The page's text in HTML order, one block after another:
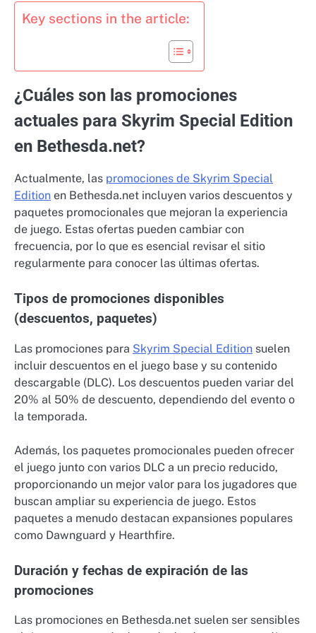
Key sections in the article:
¿Cuáles son las promociones
actuales para Skyrim Special Edition
en Bethesda.net?
Actualmente, las promociones de Skyrim Special
Edition en Bethesda.net incluyen varios descuentos y
paquetes promocionales que mejoran la experiencia
de juego. Estas ofertas pueden cambiar con
frecuencia, por lo que es esencial revisar el sitio
regularmente para conocer las últimas ofertas.
Tipos de promociones disponibles
(descuentos, paquetes)
Las promociones para Skyrim Special Edition suelen
incluir descuentos en el juego base y su contenido
descargable (DLC). Los descuentos pueden variar del
20% al 50% de descuento, dependiendo del evento o
la temporada.
Además, los paquetes promocionales pueden ofrecer
el juego junto con varios DLC a un precio reducido,
proporcionando un mejor valor para los jugadores que
buscan ampliar su experiencia de juego. Estos
paquetes a menudo destacan expansiones populares
como Dawnguard y Hearthfire.
Duración y fechas de expiración de las
promociones
Las promociones en Bethesda.net suelen ser sensibles